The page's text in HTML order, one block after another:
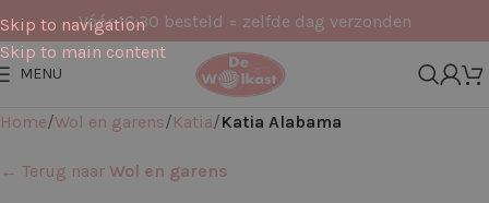
Skip to navigation
Skip to main content
Vóór 16:30 besteld = zelfde dag verzonden
MENU
Home Wol en garens Katia Katia Alabama
← Terug naar Wol en garens